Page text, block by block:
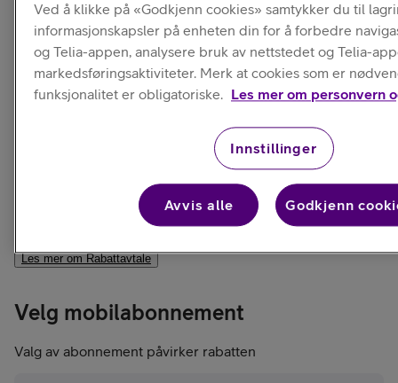
Velg finansieringsmåte
Rabattavtale Kun telefon
Få rabatt på telefonen
mot at du binder
Les mer om Rabattavtale
Velg mobilabonnement
Valg av abonnement påvirker rabatten
Ved å klikke på «Godkjenn cookies» samtykker du til
informasjonskapsler på enheten din for å forbedre
og Telia-appen, analysere bruk av nettstedet og Telia-
markedsføringsaktiviteter. Merk at cookies som er
funksjonalitet er obligatoriske. Les mer om personvern
Innstillinger
Avvis alle Godkjenn